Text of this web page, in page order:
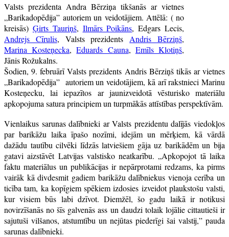
Valsts prezidenta Andra Bērziņa tikšanās ar vietnes
„Barikadopēdija” autoriem un veidotājiem. Attēlā: ( no
kreisās) Ģirts Tauriņš, Ilmārs Poikāns, Edgars Lecis,
Andrejs Cīrulis, Valsts prezidents Andris Bērziņš,
Marina Kosteņecka,Eduards Cauna, Emīls Klotiņš,
Jānis Rožukalns.
Šodien, 9. februārī Valsts prezidents Andris Bērziņš tikās ar vietnes
„Barikadopēdija” autoriem un veidotājiem, kā arī rakstnieci Marinu
Kosteņecku, lai iepazītos ar jaunizveidotā vēsturisko materiālu
apkopojuma satura principiem un turpmākās attīstības perspektīvām.
Vienlaikus sarunas dalībnieki ar Valsts prezidentu dalījās viedokļos
par barikāžu laika īpašo nozīmi, idejām un mērķiem, kā vārdā
dažādu tautību cilvēki līdzās latviešiem gāja uz barikādēm un bija
gatavi aizstāvēt Latvijas valstisko neatkarību. „Apkopojot tā laika
faktu materiālus un publikācijas ir nepārprotami redzams, ka pirms
vairāk kā divdesmit gadiem barikāžu dalībniekus vienoja cerība un
ticība tam, ka kopīgiem spēkiem izdosies izveidot plaukstošu valsti,
kur visiem būs labi dzīvot. Diemžēl, šo gadu laikā ir notikusi
novirzīšanās no šīs galvenās ass un daudzi tolaik lojālie cittautieši ir
sajutuši vilšanos, atstumtību un nejūtas piederīgi šai valstij,” pauda
sarunas dalībnieki.